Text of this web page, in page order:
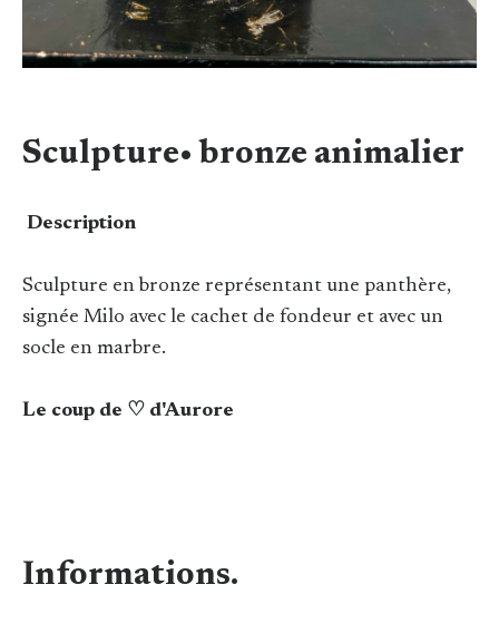
Sculpture• bronze animalier
Description
Sculpture en bronze représentant une panthère,
signée Milo avec le cachet de fondeur et avec un
socle en marbre.
Le coup de ♡ d'Aurore
Informations.